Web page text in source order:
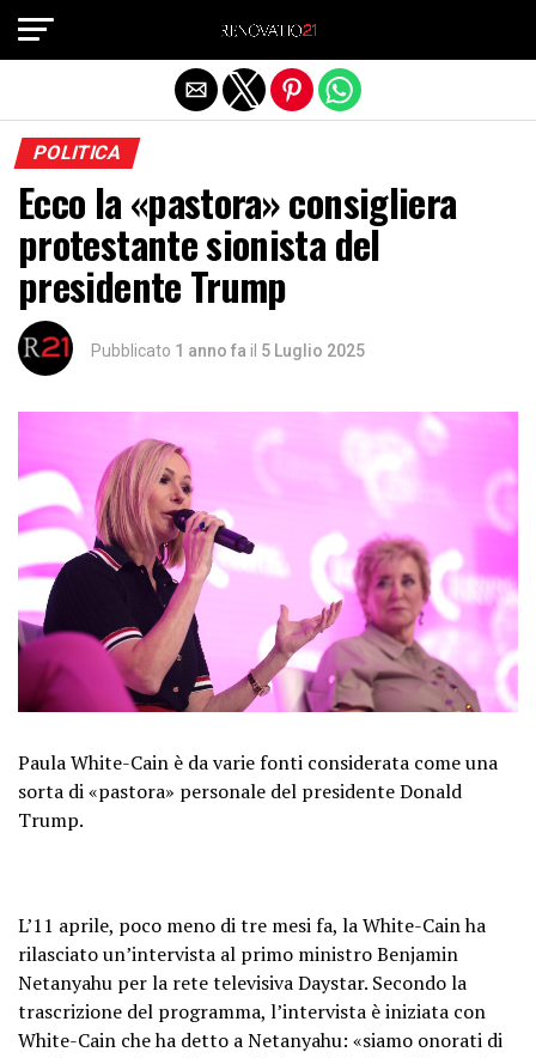
POLITICA
Ecco la «pastora» consigliera
protestante sionista del
presidente Trump
Pubblicato 1 anno fa il 5 Luglio 2025
Paula White-Cain è da varie fonti considerata come una
sorta di «pastora» personale del presidente Donald
Trump.
L’11 aprile, poco meno di tre mesi fa, la White-Cain ha
rilasciato un’intervista al primo ministro Benjamin
Netanyahu per la rete televisiva Daystar. Secondo la
trascrizione del programma, l’intervista è iniziata con
White-Cain che ha detto a Netanyahu: «siamo onorati di
Exit mobile version